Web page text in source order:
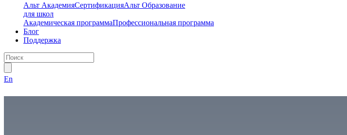
Альт АкадемияСертификацияАльт Образование
для школ
Академическая программаПрофессиональная программа
Блог
Поддержка
En